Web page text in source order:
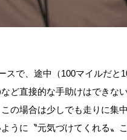
スで、途中（100マイルだと
ど直接的な手助けはできな
の場合は少しでも走りに集
うに〝元気づけてくれる〟こ